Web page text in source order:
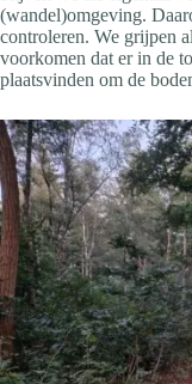
(wandel)omgeving.
controleren. We grijpen
voorkomen dat er in de
plaatsvinden om de